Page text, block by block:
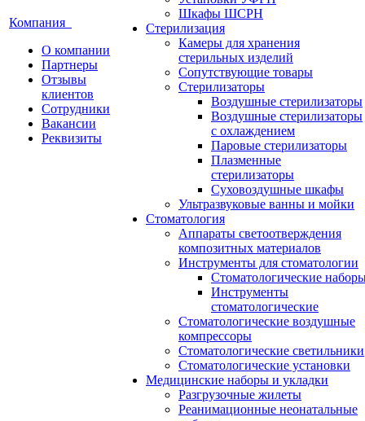
Компания
О компании
Партнеры
Отзывы
клиентов
Сотрудники
Вакансии
Реквизиты
Шкафы ШСРН
Стерилизация
Камеры для хранения
стерильных изделий
Сопутствующие товары
Стерилизаторы
Воздушные стерилизаторы
Воздушные стерилизаторы
с охлаждением
Паровые стерилизаторы
Плазменные
стерилизаторы
Суховоздушные шкафы
Ультразвуковые ванны и мойки
Стоматология
Аппараты светоотверждения
композитных материалов
Инструменты для стоматологии
Стоматологические
Инструменты
стоматологические
Стоматологические воздушные
компрессоры
Стоматологические светильники
Стоматологические установки
Медицинские наборы и укладки
Разгрузочные жилеты
Реанимационные неонатальные